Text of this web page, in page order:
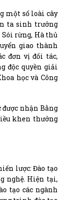
một số loài cây
ta sinh trưởng
rừng, Hà thủ
giao thành
đơn vị đối tác,
độc quyền giải
học và Công
được nhận Bằng
khen thưởng
lược: Đào tạo
nghệ. Hiện tại,
tạo các ngành